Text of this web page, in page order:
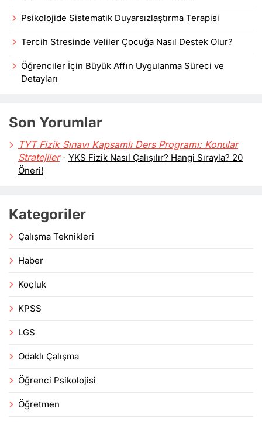
Psikolojide Sistematik Duyarsızlaştırma Terapisi
Tercih Stresinde Veliler Çocuğa Nasıl Destek Olur?
Öğrenciler İçin Büyük Affın Uygulanma Süreci ve
Detayları
Son Yorumlar
TYT Fizik Sınavı Kapsamlı Ders Programı: Konular
Stratejiler- YKS Fizik Nasıl Çalışılır? Hangi Sırayla? 20
Öneri!
Kategoriler
Çalışma Teknikleri
Haber
Koçluk
KPSS
LGS
Odaklı Çalışma
Öğrenci Psikolojisi
Öğretmen